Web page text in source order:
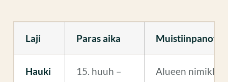
Laji Paras aika Muistiinpanot
Hauki
15. huuh –
Alueen